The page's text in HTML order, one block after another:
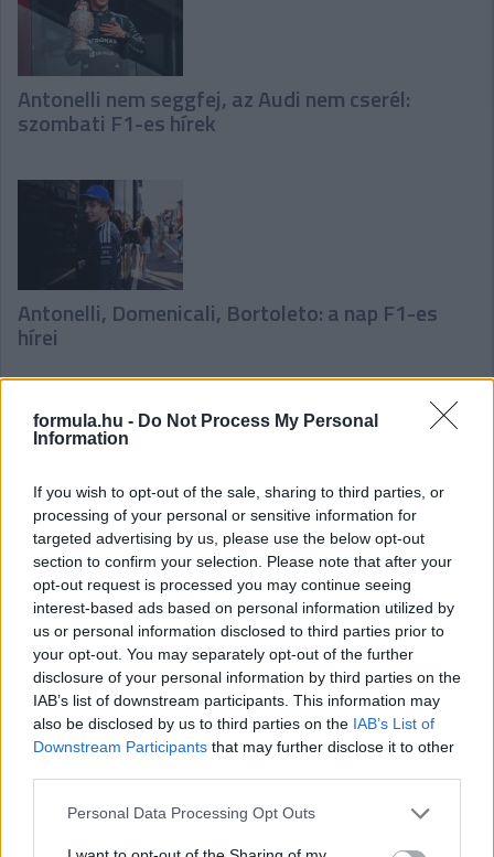
formula.hu - Do Not Process My Personal
Information
If you wish to opt-out of the sale, sharing to third parties, or
processing of your personal or sensitive information for
targeted advertising by us, please use the below opt-out
section to confirm your selection. Please note that after your
opt-out request is processed you may continue seeing
interest-based ads based on personal information utilized by
us or personal information disclosed to third parties prior to
your opt-out. You may separately opt-out of the further
disclosure of your personal information by third parties on the
IAB’s list of downstream participants. This information may
also be disclosed by us to third parties on the IAB’s List of
Downstream Participants that may further disclose it to other
Please note that this website/app uses one or more Google
Personal Data Processing Opt Outs
Antonelli nem seggfej, az Audi nem cserél:
szombati F1-es hírek
Antonelli, Domenicali, Bortoleto: a nap F1-es
hírei
Tesztelő csapatok, Verstappen érzékei:
csütörtöki F1-es hírek
Hallgasd meg a Formula Podcast
legfrissebb adását!